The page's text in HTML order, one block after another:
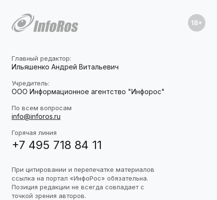
Главный редактор:
Ильяшенко Андрей Витальевич
Учредитель:
ООО Информационное агентство "Инфорос"
По всем вопросам
info@inforos.ru
Горячая линия
+7 495 718 84 11
При цитировании и перепечатке материалов
ссылка на портал «ИнфоРос» обязательна.
Позиция редакции не всегда совпадает с
точкой зрения авторов.